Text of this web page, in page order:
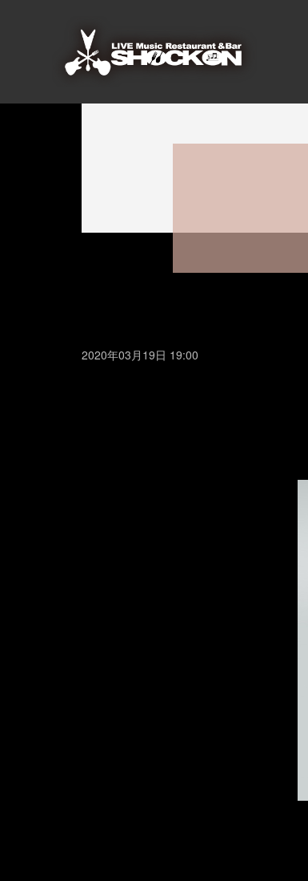
2020年03月19日 19:00